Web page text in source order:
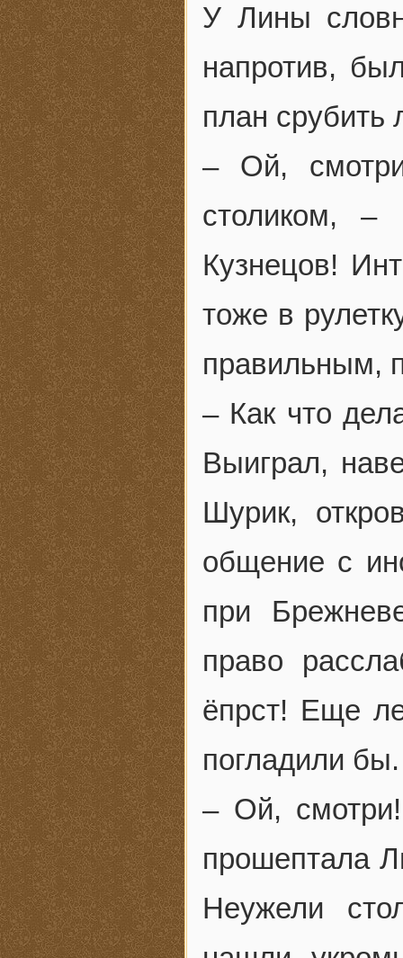
У Лины
напротив,
план срубить
– Ой,
столиком,
Кузнецов!
тоже в
правильным,
– Как что
Выиграл,
Шурик,
общение с
при
право
ёпрст! Еще
погладили бы.
– Ой,
прошептала
Неужели